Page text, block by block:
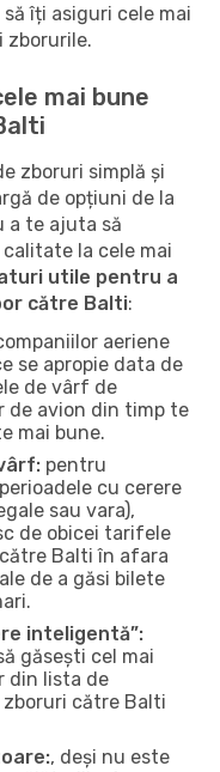
îți asiguri cele mai
zborurile.
mai bune
zboruri simplă și
de opțiuni de la
a te ajuta să
la cele mai
utile pentru a
către Balti:
aeriene
se apropie data de
de vârf de
de avion din timp te
mai bune.
pentru
cu cerere
sau vara),
de obicei tarifele
Balti în afara
de a găsi bilete
inteligentă”:
găsești cel mai
din lista de
către Balti
, deși nu este